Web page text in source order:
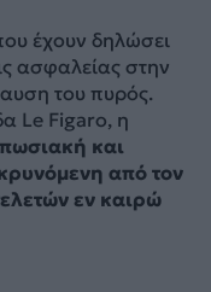
έχουν δηλώσει
ασφαλείας στην
του πυρός.
Le Figaro, η
και
από τον
εν καιρώ